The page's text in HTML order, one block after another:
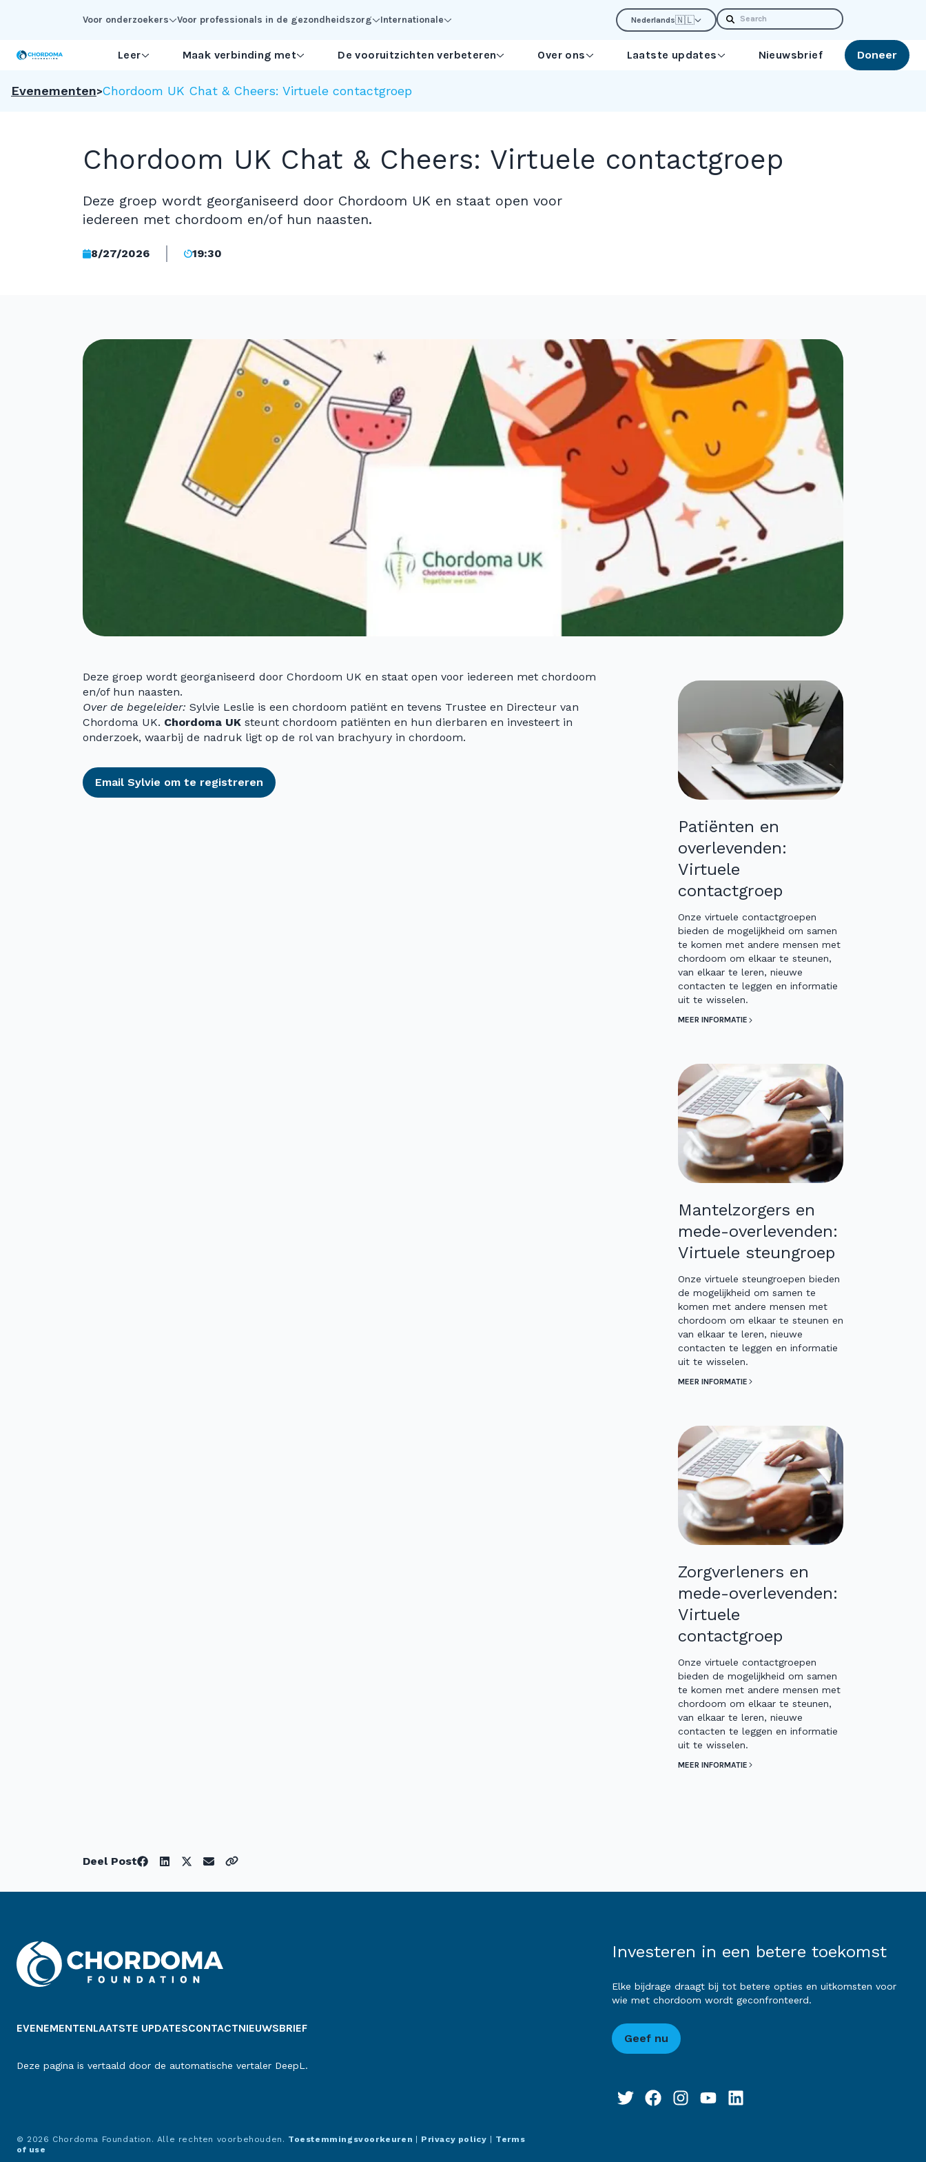
Voor onderzoekers Voor professionals in de gezondheidszorg Internationale Nederlands🇳🇱 Search
Leer Maak verbinding met De vooruitzichten verbeteren Over ons Laatste updates Nieuwsbrief Doneer
Evenementen Chordoom UK Chat & Cheers: Virtuele contactgroep
Chordoom UK Chat & Cheers: Virtuele contactgroep
Deze groep wordt georganiseerd door Chordoom UK en staat open voor
iedereen met chordoom en/of hun naasten.
8/27/2026 19:30
Deze groep wordt georganiseerd door Chordoom UK en staat open voor iedereen met chordoom
en/of hun naasten.
Over de begeleider: Sylvie Leslie is een chordoom patiënt en tevens Trustee en Directeur van
Chordoma UK. Chordoma UK steunt chordoom patiënten en hun dierbaren en investeert in
onderzoek, waarbij de nadruk ligt op de rol van brachyury in chordoom.
Email Sylvie om te registreren
Patiënten en
overlevenden:
Virtuele
contactgroep
Onze virtuele contactgroepen
bieden de mogelijkheid om samen
te komen met andere mensen met
chordoom om elkaar te steunen,
van elkaar te leren, nieuwe
contacten te leggen en informatie
uit te wisselen.
MEER INFORMATIE
Mantelzorgers en
mede-overlevenden:
Virtuele steungroep
Onze virtuele steungroepen bieden
de mogelijkheid om samen te
komen met andere mensen met
chordoom om elkaar te steunen en
van elkaar te leren, nieuwe
contacten te leggen en informatie
uit te wisselen.
MEER INFORMATIE
Zorgverleners en
mede-overlevenden:
Virtuele
contactgroep
Onze virtuele contactgroepen
bieden de mogelijkheid om samen
te komen met andere mensen met
chordoom om elkaar te steunen,
van elkaar te leren, nieuwe
contacten te leggen en informatie
uit te wisselen.
MEER INFORMATIE
Deel Post
EVENEMENTENLAATSTE UPDATESCONTACTNIEUWSBRIEF
Deze pagina is vertaald door de automatische vertaler DeepL.
Investeren in een betere toekomst
Elke bijdrage draagt bij tot betere opties en uitkomsten voor
wie met chordoom wordt geconfronteerd.
Geef nu
© 2026 Chordoma Foundation. Alle rechten voorbehouden. Toestemmingsvoorkeuren | Privacy policy | Terms
of use